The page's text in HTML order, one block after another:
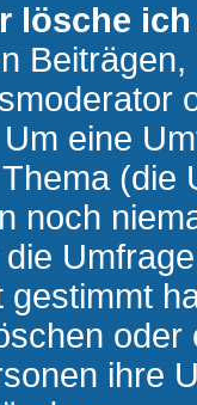
lösche
eine
(die
noch
gestimmt
ihre